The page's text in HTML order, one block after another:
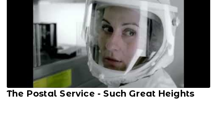
The Postal Service - Such Great Heights